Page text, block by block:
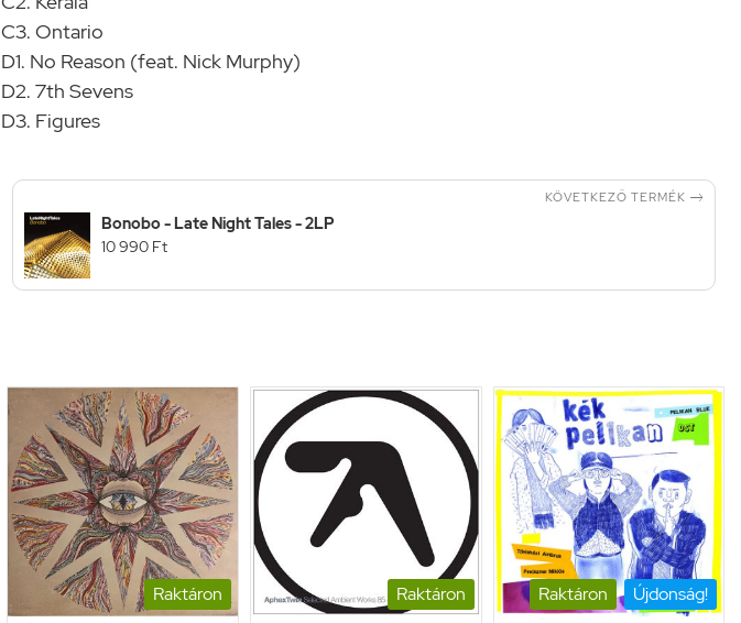
C3. Ontario
D1. No Reason (feat. Nick Murphy)
D2. 7th Sevens
D3. Figures
KÖVETKEZŐ TERMÉK 
Bonobo - Late Night Tales - 2LP
10 990 Ft
Raktáron Raktáron Raktáron Újdonság!